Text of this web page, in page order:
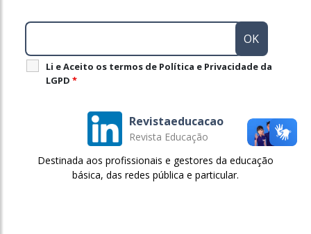
Li e Aceito os termos de Política e Privacidade da
LGPD *
Revistaeducacao
Revista Educação
Destinada aos profissionais e gestores da educação
básica, das redes pública e particular.